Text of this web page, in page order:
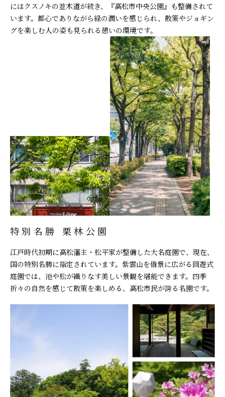
にはクスノキの並木道が続き、『高松市中央公園』も整備されて
います。都心でありながら緑の潤いを感じられ、散策やジョギン
グを楽しむ人の姿も見られる憩いの環境です。
特別名勝 栗林公園
江戸時代初期に高松藩主・松平家が整備した大名庭園で、現在、
国の特別名勝に指定されています。紫雲山を借景に広がる回遊式
庭園では、池や松が織りなす美しい景観を堪能できます。四季
折々の自然を感じて散策を楽しめる、高松市民が誇る名園です。